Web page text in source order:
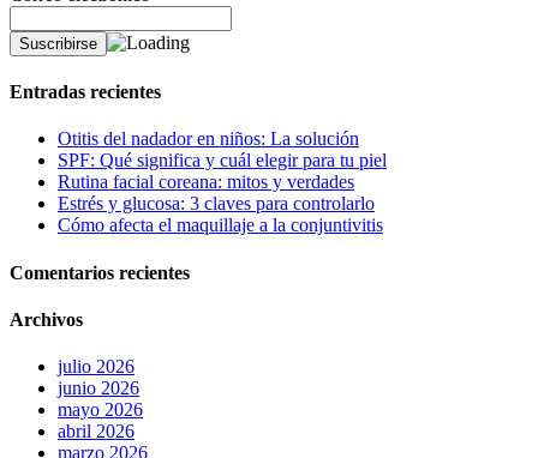
Entradas recientes
Otitis del nadador en niños: La solución
SPF: Qué significa y cuál elegir para tu piel
Rutina facial coreana: mitos y verdades
Estrés y glucosa: 3 claves para controlarlo
Cómo afecta el maquillaje a la conjuntivitis
Comentarios recientes
Archivos
julio 2026
junio 2026
mayo 2026
abril 2026
marzo 2026